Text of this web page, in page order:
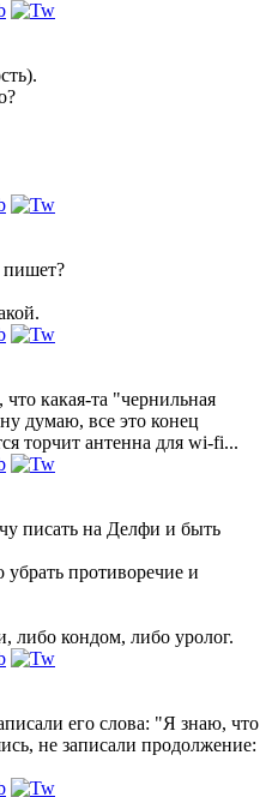
пишет?
какая-та "чернильная
думаю, все это конец
торчит антенна для wi-fi...
писать на Делфи и быть
противоречие и
либо кондом, либо уролог.
его слова: "Я знаю, что
не записали продолжение: